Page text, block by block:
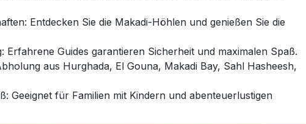
Entdecken Sie die Makadi-Höhlen und genießen Sie die
Erfahrene Guides garantieren Sicherheit und maximalen Spaß.
aus Hurghada, El Gouna, Makadi Bay, Sahl Hasheesh,
Geeignet für Familien mit Kindern und abenteuerlustigen